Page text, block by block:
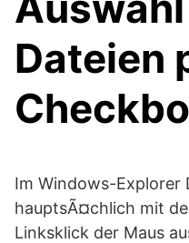
Dateien
Im Windows-Explorer
hauptsÃ¤chlich mit
Linksklick der Maus